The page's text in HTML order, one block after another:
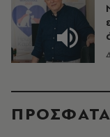
ΠΡΟΣΦΑΤΑ